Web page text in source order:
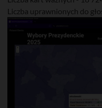
Liczba uprawnionych do